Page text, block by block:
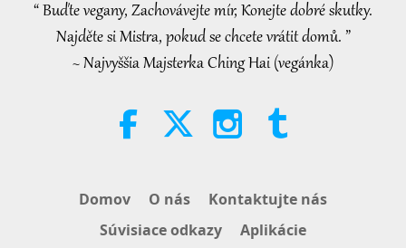
38:45
Medzi Majstrom a žiakmi
vegan meat producer in legal
challenge.
of 2, August 3, 2026
“ Buďte vegany, Zachovávejte mír, Konejte dobré skutky.
Najděte si Mistra, pokud se chcete vrátit domů. ”
~ Najvyššia Majsterka Ching Hai (vegánka)
Domov O nás
Kontaktujte nás
Súvisiace odkazy
Aplikácie